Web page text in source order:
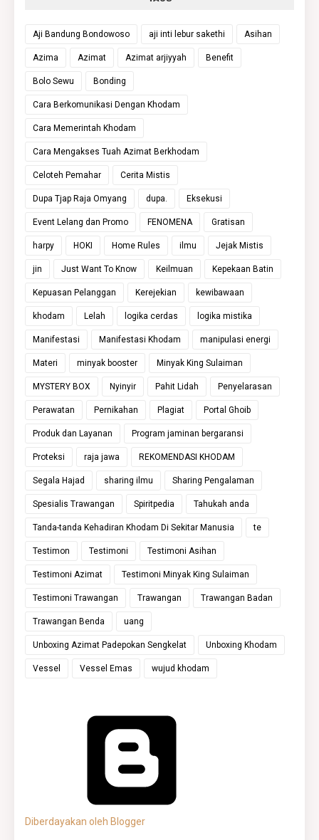
Aji Bandung Bondowoso aji inti lebur sakethi Asihan
Azima Azimat Azimat arjiyyah Benefit
Bolo Sewu Bonding
Cara Berkomunikasi Dengan Khodam
Cara Memerintah Khodam
Cara Mengakses Tuah Azimat Berkhodam
Celoteh Pemahar Cerita Mistis
Dupa Tjap Raja Omyang dupa. Eksekusi
Event Lelang dan Promo FENOMENA Gratisan
harpy HOKI Home Rules ilmu Jejak Mistis
jin Just Want To Know Keilmuan Kepekaan Batin
Kepuasan Pelanggan Kerejekian kewibawaan
khodam Lelah logika cerdas logika mistika
Manifestasi Manifestasi Khodam manipulasi energi
Materi minyak booster Minyak King Sulaiman
MYSTERY BOX Nyinyir Pahit Lidah Penyelarasan
Perawatan Pernikahan Plagiat Portal Ghoib
Produk dan Layanan Program jaminan bergaransi
Proteksi raja jawa REKOMENDASI KHODAM
Segala Hajad sharing ilmu Sharing Pengalaman
Spesialis Trawangan Spiritpedia Tahukah anda
Tanda-tanda Kehadiran Khodam Di Sekitar Manusia te
Testimon Testimoni Testimoni Asihan
Testimoni Azimat Testimoni Minyak King Sulaiman
Testimoni Trawangan Trawangan Trawangan Badan
Trawangan Benda uang
Unboxing Azimat Padepokan Sengkelat Unboxing Khodam
Vessel Vessel Emas wujud khodam
Diberdayakan oleh Blogger